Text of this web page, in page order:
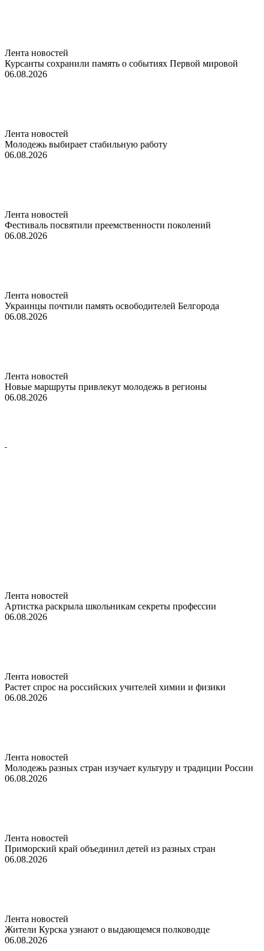
Лента новостей
Курсанты сохранили память о событиях Первой мировой
06.08.2026
Лента новостей
Молодежь выбирает стабильную работу
06.08.2026
Лента новостей
Фестиваль посвятили преемственности поколений
06.08.2026
Лента новостей
Украинцы почтили память освободителей Белгорода
06.08.2026
Лента новостей
Новые маршруты привлекут молодежь в регионы
06.08.2026
Лента новостей
Артистка раскрыла школьникам секреты профессии
06.08.2026
Лента новостей
Растет спрос на российских учителей химии и физики
06.08.2026
Лента новостей
Молодежь разных стран изучает культуру и традиции России
06.08.2026
Лента новостей
Приморский край объединил детей из разных стран
06.08.2026
Лента новостей
Жители Курска узнают о выдающемся полководце
06.08.2026